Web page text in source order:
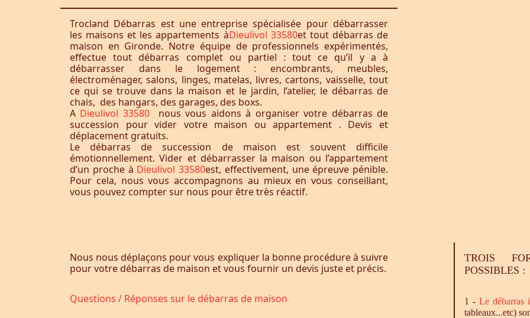
Trocland Débarras est une entreprise spécialisée pour débarrasser
les maisons et les appartements àDieulivol 33580et tout débarras de
maison en Gironde. Notre équipe de professionnels expérimentés,
effectue tout débarras complet ou partiel : tout ce qu’il y a à
débarrasser dans le logement : encombrants, meubles,
électroménager, salons, linges, matelas, livres, cartons, vaisselle, tout
ce qui se trouve dans la maison et le jardin, l’atelier, le débarras de
chais, des hangars, des garages, des boxs.
A Dieulivol 33580 nous vous aidons à organiser votre débarras de
succession pour vider votre maison ou appartement . Devis et
déplacement gratuits.
Le débarras de succession de maison est souvent difficile
émotionnellement. Vider et débarrasser la maison ou l’appartement
d’un proche à Dieulivol 33580est, effectivement, une épreuve pénible.
Pour cela, nous vous accompagnons au mieux en vous conseillant,
vous pouvez compter sur nous pour être très réactif.
Nous nous déplaçons pour vous expliquer la bonne procédure à suivre
pour votre débarras de maison et vous fournir un devis juste et précis.
Questions / Réponses sur le débarras de maison
TROIS
POSSIBLES :
1 -Ledébarras
tableaux...etc)